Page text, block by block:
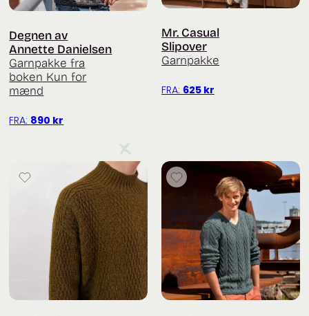
Degnen av
Annette Danielsen
Garnpakke fra
boken Kun for
mænd
FRA: 890 kr
Mr. Casual
Slipover
Garnpakke
FRA: 625 kr